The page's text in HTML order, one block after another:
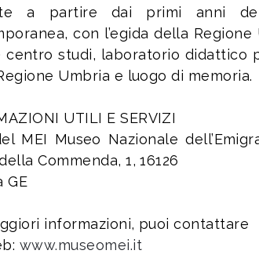
a partire dai primi anni del
con l’egida della
centro studi, laboratorio didattico
Umbria e luogo di memoria.
UTILI E SERVIZI
MEI Museo Nazionale
Commenda, 1, 16126
GE
informazioni, puoi contattare
www.museomei.it